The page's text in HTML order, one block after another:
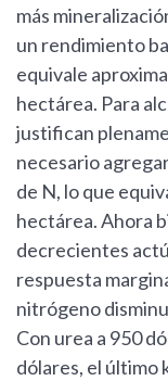
más
un rendimiento
equivale
hectárea. Para
justifican
necesario
de N, lo que
hectárea. Ahora
decrecientes
respuesta
nitrógeno
Con urea a 950
dólares, el último